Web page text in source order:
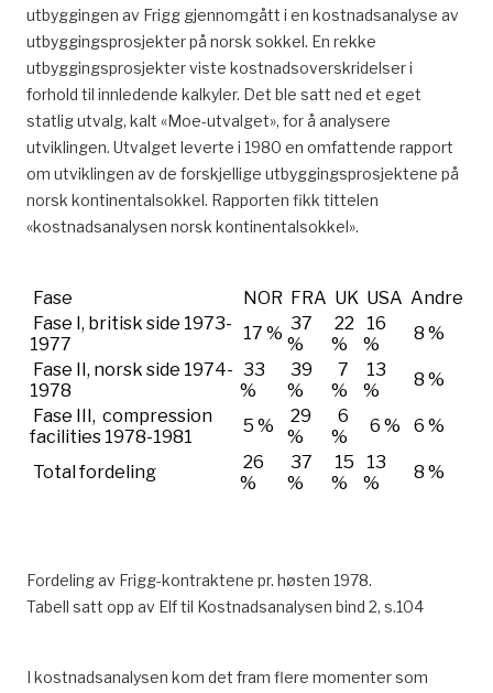
utbyggingen av Frigg gjennomgått i en kostnadsanalyse av
utbyggingsprosjekter på norsk sokkel. En rekke
utbyggingsprosjekter viste kostnadsoverskridelser i
forhold til innledende kalkyler. Det ble satt ned et eget
statlig utvalg, kalt «Moe-utvalget», for å analysere
utviklingen. Utvalget leverte i 1980 en omfattende rapport
om utviklingen av de forskjellige utbyggingsprosjektene på
norsk kontinentalsokkel. Rapporten fikk tittelen
«kostnadsanalysen norsk kontinentalsokkel».
Fase NOR FRA UK USA Andre
Fase I, britisk side 1973-
1977
17 % 37
%
22
%
16
%
8 %
Fase II, norsk side 1974-
1978
33
%
39
%
7
%
13
%
8 %
Fase III, compression
facilities 1978-1981
5 %
29
%
6
%
6 % 6 %
Total fordeling
26
%
37
%
15
%
13
%
8 %
Fordeling av Frigg-kontraktene pr. høsten 1978.
Tabell satt opp av Elf til Kostnadsanalysen bind 2, s.104
I kostnadsanalysen kom det fram flere momenter som